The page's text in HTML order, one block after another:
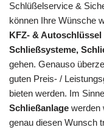
Schlüßelservice &
können Ihre Wünsche
KFZ- &
Schließsysteme,
gehen. Genauso
guten Preis- /
bieten werden. Im
Schließanlage werden
genau diesen Wunsch